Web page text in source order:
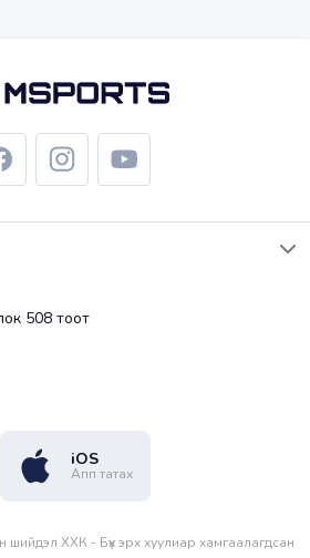
508 тоот
iOS
Апп татах
ХХК - Бүх эрх хуулиар хамгаалагдсан